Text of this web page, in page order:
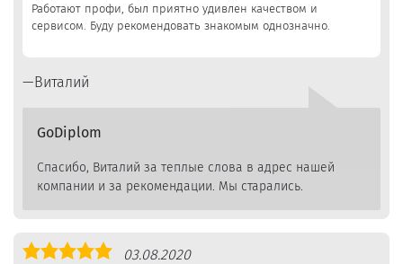
Работают профи, был приятно удивлен качеством и
сервисом. Буду рекомендовать знакомым однозначно.
Виталий
GoDiplom
Спасибо, Виталий за теплые слова в адрес нашей
компании и за рекомендации. Мы старались.
Оценка
03.08.2020